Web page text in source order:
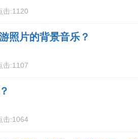
击:1120
照片的背景音乐？
击:1107
击:1064